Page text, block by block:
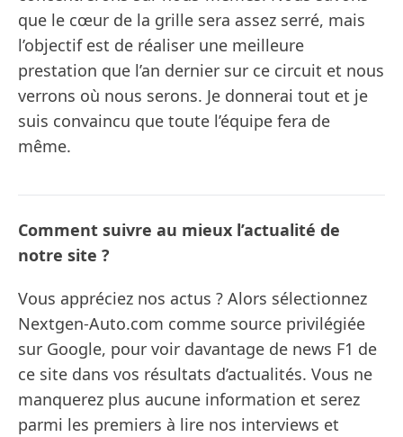
que le cœur de la grille sera assez serré, mais
l’objectif est de réaliser une meilleure
prestation que l’an dernier sur ce circuit et nous
verrons où nous serons. Je donnerai tout et je
suis convaincu que toute l’équipe fera de
même.
Comment suivre au mieux l’actualité de
notre site ?
Vous appréciez nos actus ? Alors sélectionnez
Nextgen-Auto.com comme source privilégiée
sur Google, pour voir davantage de news F1 de
ce site dans vos résultats d’actualités. Vous ne
manquerez plus aucune information et serez
parmi les premiers à lire nos interviews et